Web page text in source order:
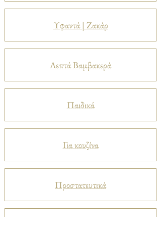
Υφαντά | Ζακάρ
Λεπτά Βαμβακερά
Παιδικά
Για κουζίνα
Προστατευτικά